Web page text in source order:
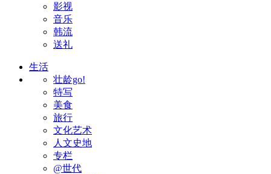
影视
音乐
韩流
送礼
生活
壮龄go!
特写
美食
旅行
文化艺术
人文史地
专栏
@世代